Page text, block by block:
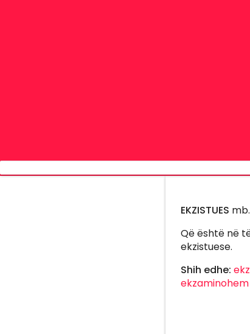
EKZISTUES
Që është në
ekzistuese.
Shih edhe:
ekzaminohem